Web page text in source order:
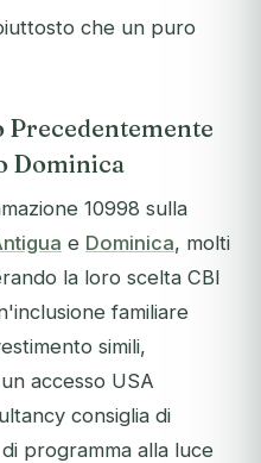
che un puro
Dominica
10998 sulla
e Dominica, molti
la loro scelta CBI
familiare
simili,
accesso USA
consiglia di
programma alla luce